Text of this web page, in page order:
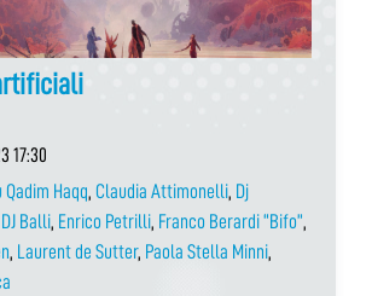
17:30
Qadim Haqq, Claudia Attimonelli, Dj
Balli, Enrico Petrilli, Franco Berardi “Bifo”,
, Laurent de Sutter, Paola Stella Minni,